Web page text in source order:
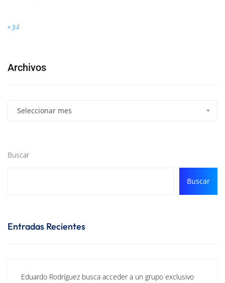
« Jul
Archivos
Seleccionar mes
Buscar
Buscar
Entradas Recientes
Eduardo Rodríguez busca acceder a un grupo exclusivo